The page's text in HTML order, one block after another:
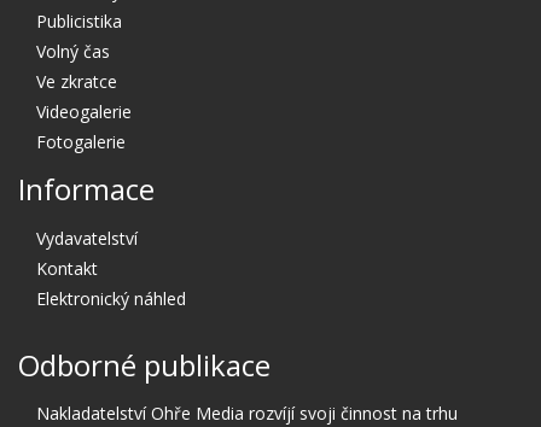
Publicistika
Volný čas
Ve zkratce
Videogalerie
Fotogalerie
Informace
Vydavatelství
Kontakt
Elektronický náhled
Odborné publikace
Nakladatelství Ohře Media rozvíjí svoji činnost na trhu